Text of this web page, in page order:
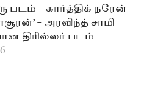
படம் – கார்த்திக் நரேன்
– அரவிந்த் சாமி
திரில்லர் படம்